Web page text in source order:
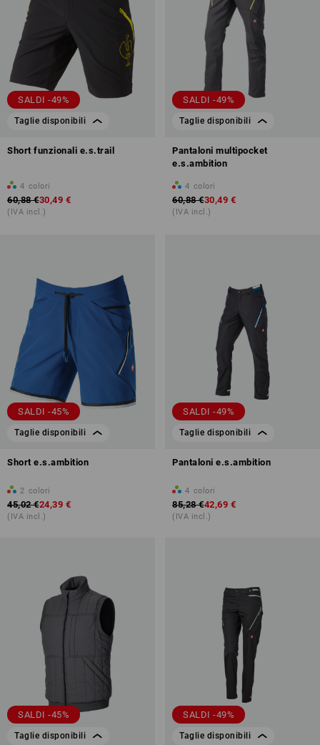
SALDI -49%
Taglie disponibili
Short funzionali e.s.trail
4 colori
60,88 €30,49 €
(IVA incl.)
SALDI -49%
Taglie disponibili
Pantaloni multipocket
e.s.ambition
4 colori
60,88 €30,49 €
(IVA incl.)
SALDI -45%
Taglie disponibili
Short e.s.ambition
2 colori
45,02 €24,39 €
(IVA incl.)
SALDI -49%
Taglie disponibili
Pantaloni e.s.ambition
4 colori
85,28 €42,69 €
(IVA incl.)
SALDI -45%
Taglie disponibili
SALDI -49%
Taglie disponibili